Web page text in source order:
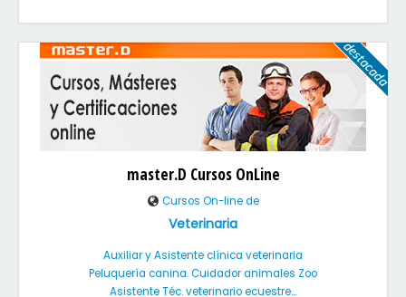
master.D Cursos OnLine
Cursos On-line de
Veterinaria
Auxiliar y Asistente clínica veterinaria
Peluquería canina. Cuidador animales Zoo
Asistente Téc. veterinario ecuestre...